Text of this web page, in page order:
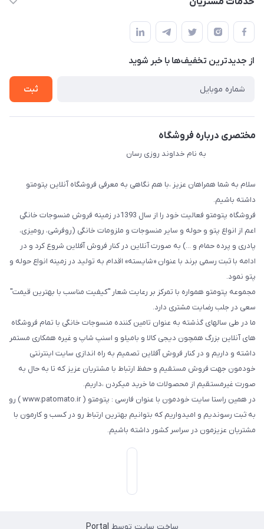
لیست محصولات
درباره ما
قوانین و مقررات
حریم خصوصی
راهنما
از جدید‌ترین تخفیف‌ها با‌ خبر شوید
ثبت
مختصری درباره فروشگاه
به نام خداوند روزی رسان
سلام به شما همراهان عزیز ،با هم نگاهی به معرفی فروشگاه آنلاین پتومتو
داشته باشیم.
فروشگاه پتومتو فعالیت خود را از سال 1393در زمینه فروش منسوجات خانگی
اعم از انواع پتو و حوله و سایر منسوجات و ملزومات خانگی (روفرشی، رومیزی،
پادری و پرده حمام و ...) به صورت آنلاین در کنار فروش آفلاین شروع کرد و در
ادامه با ثبت رسمی برند با عنوان «شایسته» اقدام به تولید در زمینه انواع حوله و
پتو نمود.
مجموعه پتومتو همواره با تمرکز بر رعایت شعار "کیفیت مناسب با بهترین قیمت"
سعی در جلب رضایت مشتری دارد.
ما در طی سالهای گذشته به عنوان تامین کننده منسوجات خانگی با تمام فروشگاه
های آنلاین بزرگ همچون دیجی کالا و بامیلو و اسنپ شاپ و غیره همکاری مستمر
داشته و داریم و در کنار فروش آفلاین تصمیم به راه اندازی سایت اینترنتی
خودمون جهت فروش مستقیم و حفظ ارتباط با مشتریان عزیز که تا به حال به
صورت غیرمستقیم از محصولات ما خرید میکردن ،داریم.
در همین راستا سایت خودمون با عنوان فارسی : پتومتو ( www.patomato.ir ) رو
به ثبت رسوندیم و امیدواریم که بتوانیم بهترین ارتباط رو در کسب و کارمون با
مشتریان عزیزمون در سراسر کشور داشته باشیم.